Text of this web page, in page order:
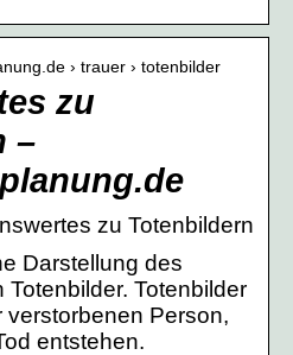
› trauer › totenbilder
zu
–
zu Totenbildern
Darstellung des
Totenbilder
Person,
entstehen.